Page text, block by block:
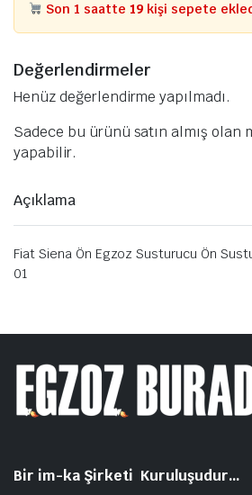
Son 1 saatte 19 kişi sepete
Değerlendirmeler
Henüz değerlendirme yapılmadı.
Sadece bu ürünü satın almış olan
yapabilir.
Açıklama
Fiat Siena Ön Egzoz Susturucu Ön
01
Bir im-ka Şirketi Kuruluşudur…